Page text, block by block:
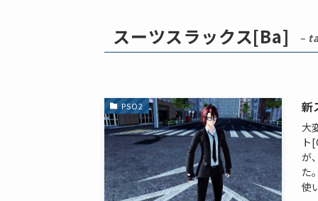
スーツスラックス[Ba] –
PSO2 新
大
ト
が
た
使